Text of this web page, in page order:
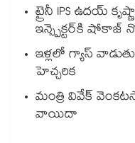
ట్రైనీ IPS ఉదయ్
ఇన్స్పెక్టర్‎కి షోకాజ్
ఇళ్లలో గ్యాస్
హెచ్చరిక
మంత్రి వివేక్
వాయిదా